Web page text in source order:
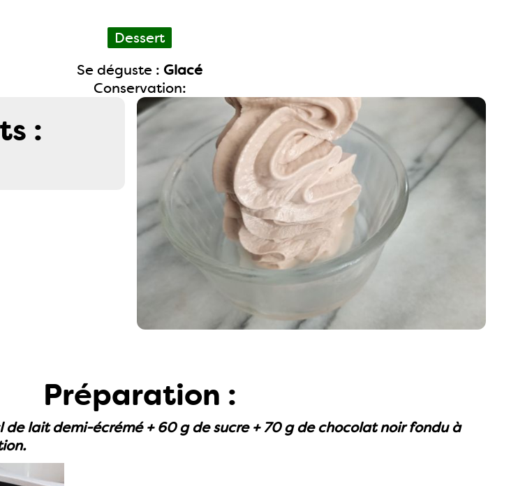
Dessert
Se déguste : Glacé
Conservation:
:
Préparation :
de lait demi-écrémé + 60 g de sucre + 70 g de chocolat noir fondu à